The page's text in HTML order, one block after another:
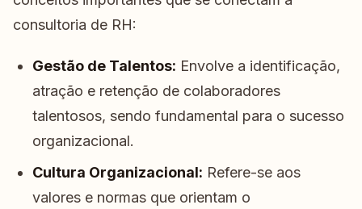
consultoria de RH:
Gestão de Talentos: Envolve a identificação,
atração e retenção de colaboradores
talentosos, sendo fundamental para o sucesso
organizacional.
Cultura Organizacional: Refere-se aos
valores e normas que orientam o